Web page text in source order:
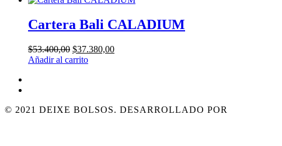
$36.000,00.$28.800,00.
Cartera Bali CALADIUM
$53.400,00 El
precio
$37.380,00El
Añadir al carrito
© 2021 DEIXE BOLSOS. DESARROLLADO POR